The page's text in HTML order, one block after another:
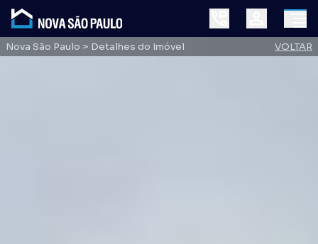
Nova São Paulo > Detalhes do Imóvel VOLTAR